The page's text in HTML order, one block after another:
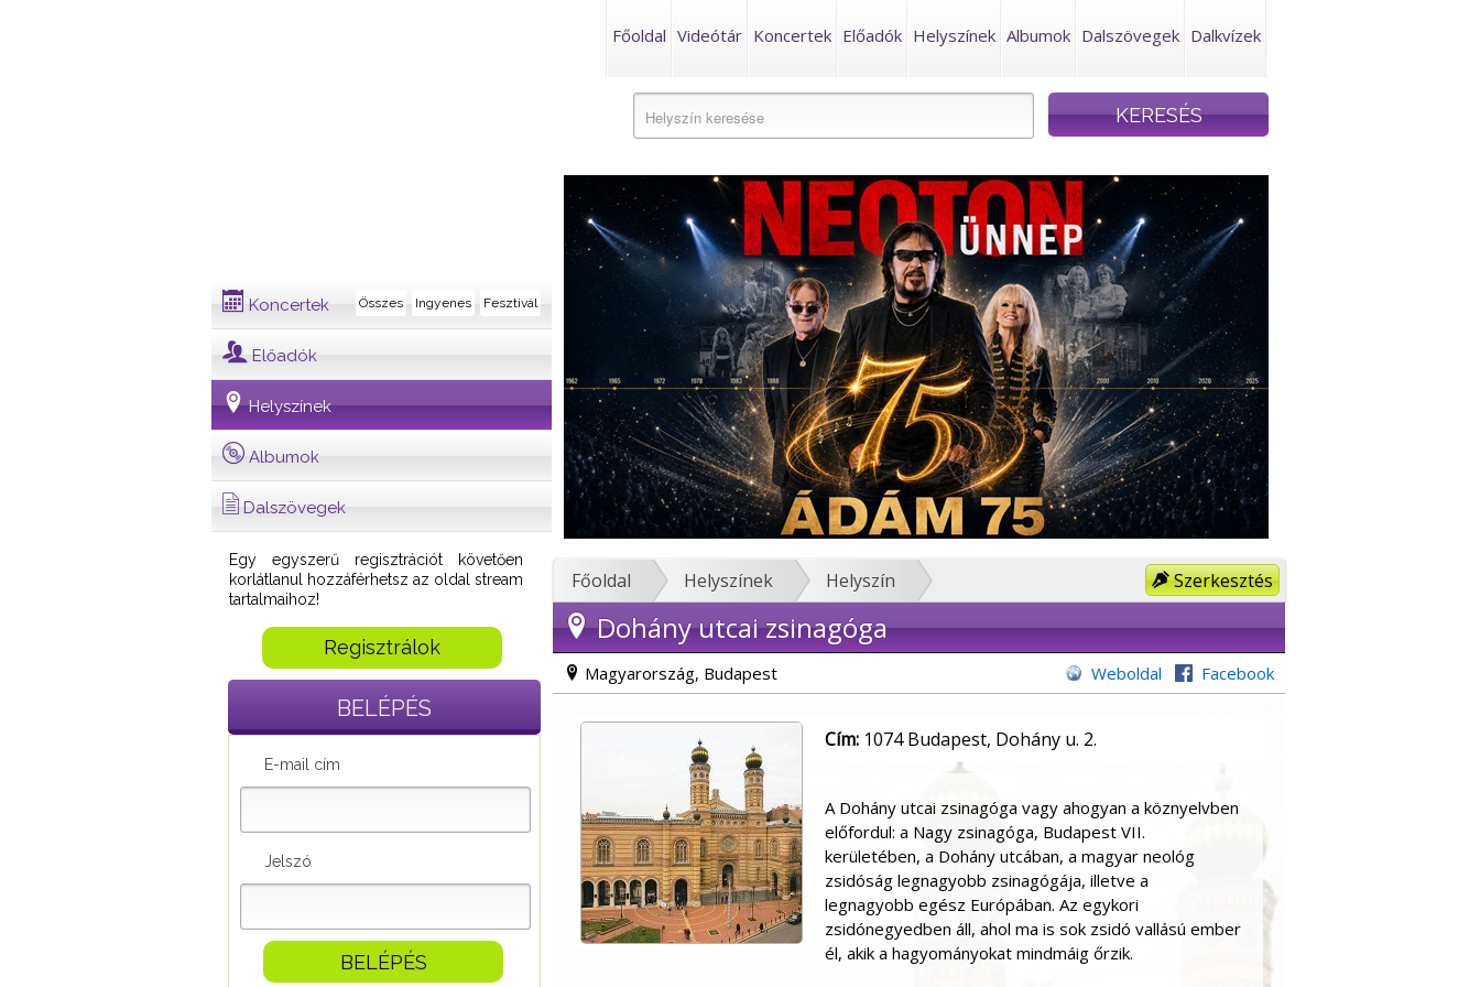
Főoldal Videótár Koncertek Előadók Helyszínek Albumok Dalszövegek Dalkvízek
Koncertek Fesztivál
Ingyenes
Összes
Előadók
Helyszínek
Albumok
Dalszövegek
Egy egyszerű regisztrációt követően
korlátlanul hozzáférhetsz az oldal stream
tartalmaihoz!
Regisztrálok
BELÉPÉS
E-mail cím
Jelszó
Szerkesztés
Főoldal Helyszínek Helyszín
Dohány utcai zsinagóga
Magyarország, Budapest Weboldal Facebook
Cím: 1074 Budapest, Dohány u. 2.
A Dohány utcai zsinagóga vagy ahogyan a köznyelvben
előfordul: a Nagy zsinagóga, Budapest VII.
kerületében, a Dohány utcában, a magyar neológ
zsidóság legnagyobb zsinagógája, illetve a
legnagyobb egész Európában. Az egykori
zsidónegyedben áll, ahol ma is sok zsidó vallású ember
él, akik a hagyományokat mindmáig őrzik.